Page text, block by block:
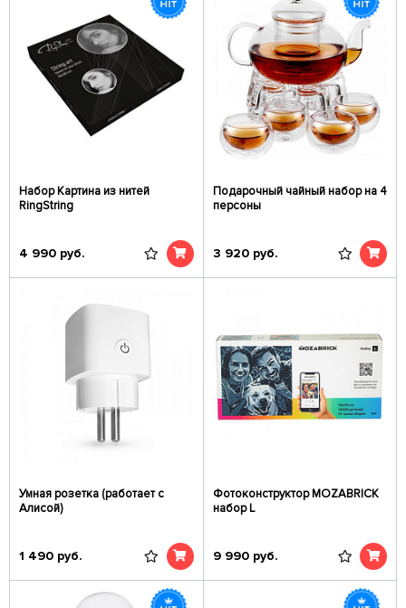
Набор Картина из нитей
RingString
4 990 руб.
Подарочный чайный набор на 4
персоны
3 920 руб.
Умная розетка (работает с
Алисой)
1 490 руб.
Фотоконструктор MOZABRICK
набор L
9 990 руб.